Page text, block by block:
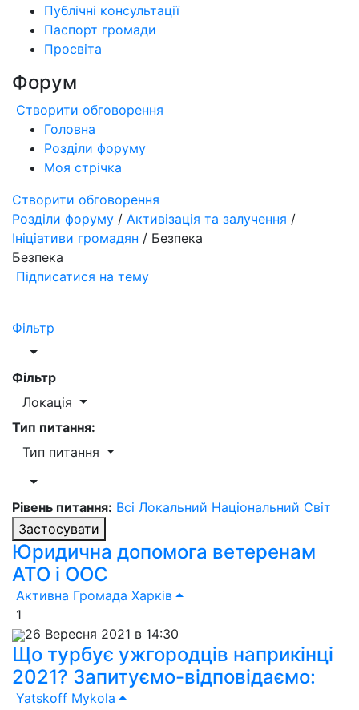
Публічні консультації
Паспорт громади
Просвіта
Форум
Створити обговорення
Головна
Розділи форуму
Моя стрічка
Створити обговорення
Розділи форуму / Активізація та залучення /
Ініціативи громадян / Безпека
Безпека
Підписатися на тему
Фільтр
Фільтр
Локація
Тип питання:
Тип питання
Рівень питання: Всі Локальний Національний Світ
Застосувати
Юридична допомога ветеренам
АТО і ООС
Активна Громада Харків
1
26 Вересня 2021 в 14:30
Що турбує ужгородців наприкінці
2021? Запитуємо-відповідаємо:
Yatskoff Mykola